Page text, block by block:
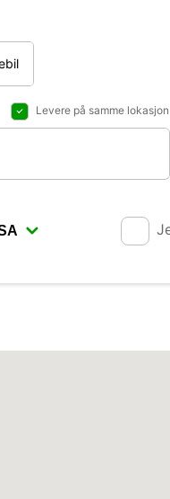
Levere på samme lokasjon